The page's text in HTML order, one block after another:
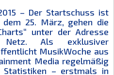
– Der Startschuss ist
25. März, gehen die
unter der Adresse
Als exklusiver
MusikWoche aus
Media regelmäßig
Statistiken – erstmals in